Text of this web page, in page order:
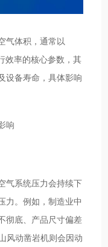
气体积，通常以
效率的核心参数，其
设备寿命，具体影响
响
气系统压力会持续下
力。例如，制造业中
彻底、产品尺寸偏差
风动凿岩机则会因动